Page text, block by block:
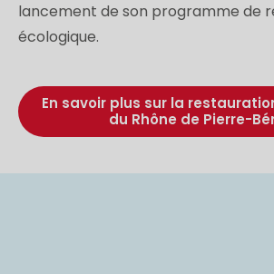
lancement de son programme de
écologique.
En savoir plus sur la
du Rhône de Pierre-